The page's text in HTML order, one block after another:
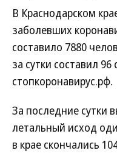
В Краснодарском
заболевших
составило 7880
за сутки составил
стопкоронавирус.рф.
За последние сутки
летальный исход
в крае скончались